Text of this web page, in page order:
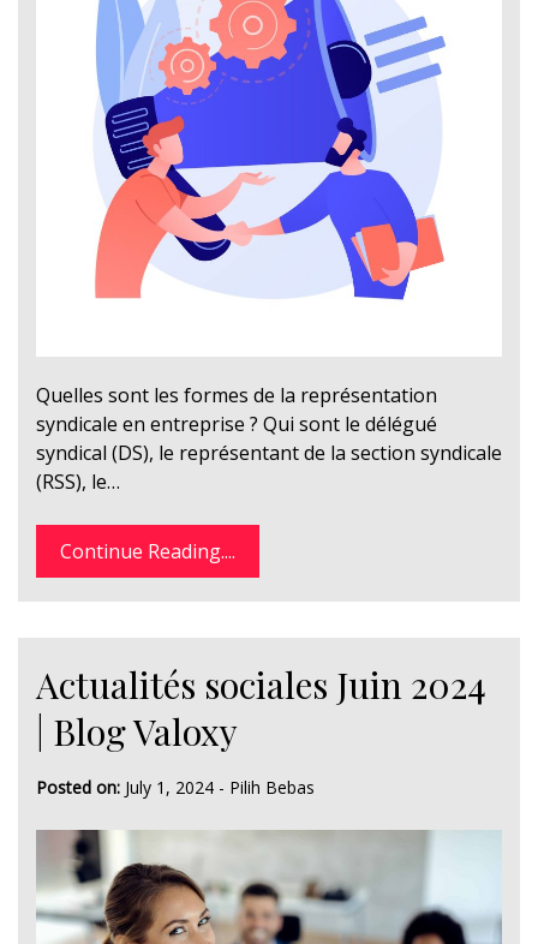
Quelles sont les formes de la représentation
syndicale en entreprise ? Qui sont le délégué
syndical (DS), le représentant de la section syndicale
(RSS), le…
Continue Reading....
Actualités sociales Juin 2024
| Blog Valoxy
Posted on: July 1, 2024 - Pilih Bebas